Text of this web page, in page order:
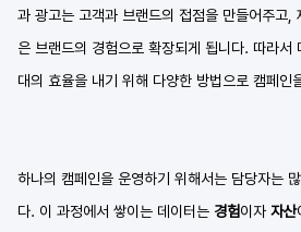
과 광고는 고객과 브랜드의 접점을 만들어주고,
은 브랜드의 경험으로 확장되게 됩니다. 따라서
대의 효율을 내기 위해 다양한 방법으로 캠페인
하나의 캠페인을 운영하기 위해서는 담당자는
다. 이 과정에서 쌓이는 데이터는 경험이자 자산